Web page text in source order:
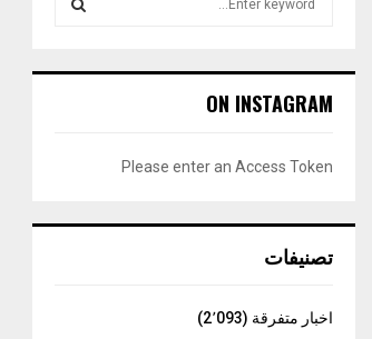
h
C
ON INSTAGRAM
Please enter an Access Token
تصنيفات
اخبار متفرقة (2٬093)